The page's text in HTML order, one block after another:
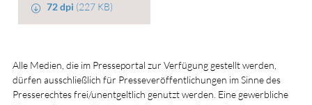
72 dpi (227 KB)
Alle Medien, die im Presseportal zur Verfügung gestellt werden,
dürfen ausschließlich für Presseveröffentlichungen im Sinne des
Presserechtes frei/unentgeltlich genutzt werden. Eine gewerbliche